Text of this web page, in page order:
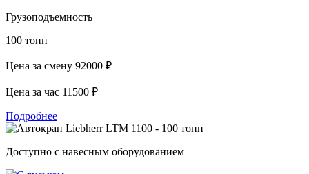
Грузоподъемность
100 тонн
Цена за смену 92000 ₽
Цена за час 11500 ₽
Подробнее
Доступно с навесным оборудованием